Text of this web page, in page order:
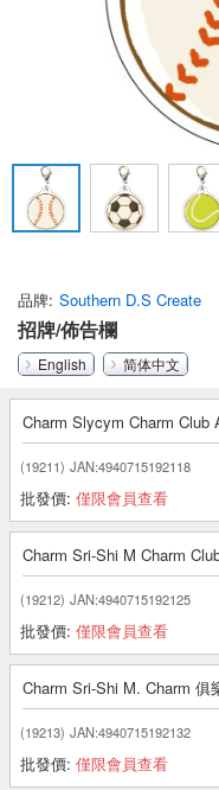
品牌 Southern D.S Create
招牌/佈告欄
English 简体中文
Charm Slycym Charm Club
(19211) JAN:4940715192118
批發價: 僅限會員查看
Charm Sri-Shi M Charm
(19212) JAN:4940715192125
批發價: 僅限會員查看
Charm Sri-Shi M. Charm 俱
(19213) JAN:4940715192132
批發價: 僅限會員查看